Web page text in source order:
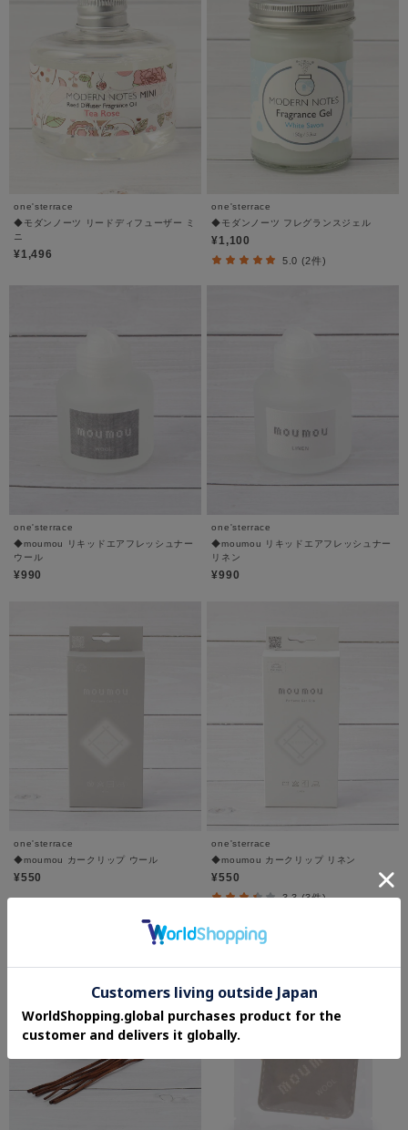
one'sterrace
◆モダンノーツ リードディフューザー ミ
ニ
¥1,496
one'sterrace
◆モダンノーツ フレグランスジェル
¥1,100
5.0 (2件)
one'sterrace
◆moumou リキッドエアフレッシュナー
ウール
¥990
one'sterrace
◆moumou リキッドエアフレッシュナー
リネン
¥990
one'sterrace
◆moumou カークリップ ウール
¥550
one'sterrace
◆moumou カークリップ リネン
¥550
3.3 (3件)